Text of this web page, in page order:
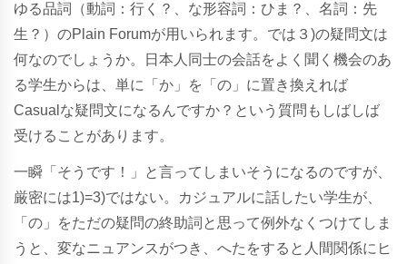
ゆる品詞（動詞：行く？、な形容詞：ひま？、名詞：先
生？）のPlain Forumが用いられます。では３)の疑問文は
何なのでしょうか。日本人同士の会話をよく聞く機会のあ
る学生からは、単に「か」を「の」に置き換えれば
Casualな疑問文になるんですか？という質問もしばしば
受けることがあります。
一瞬「そうです！」と言ってしまいそうになるのですが、
厳密には1)=3)ではない。カジュアルに話したい学生が、
「の」をただの疑問の終助詞と思って例外なくつけてしま
うと、変なニュアンスがつき、へたをすると人間関係にヒ